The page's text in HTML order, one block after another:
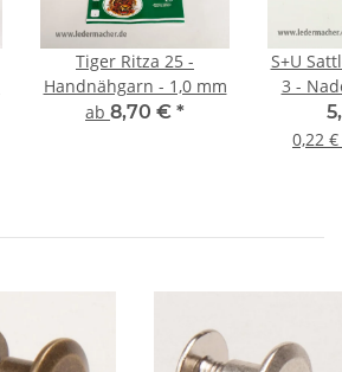
Tiger Ritza 25 -
Handnähgarn - 1,0 mm
ab 8,70 € *
S+U
3 -
0,22